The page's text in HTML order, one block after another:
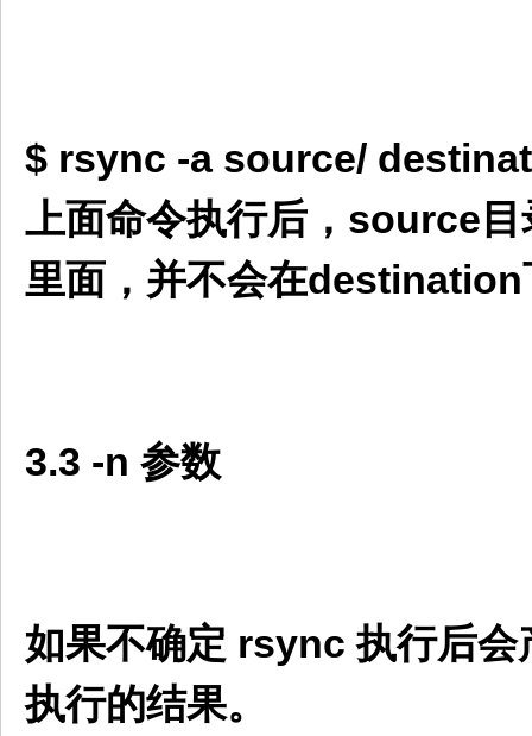
$ rsync -a source/
上面命令执行后，source
里面，并不会在
3.3 -n 参数
如果不确定 rsync 执行后
执行的结果。